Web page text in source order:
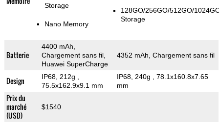
Storage
Nano Memory
128GO/256GO/512GO/
Storage
Batterie
4400 mAh,
Chargement sans fil,
Huawei SuperCharge
4352 mAh, Chargement sans fil
Design IP68, 212g
75.5x162.9x9.1 mm
IP68, 240g
, 78.1x160.8x7.65
mm
Prix du
marché
(USD)
$1540